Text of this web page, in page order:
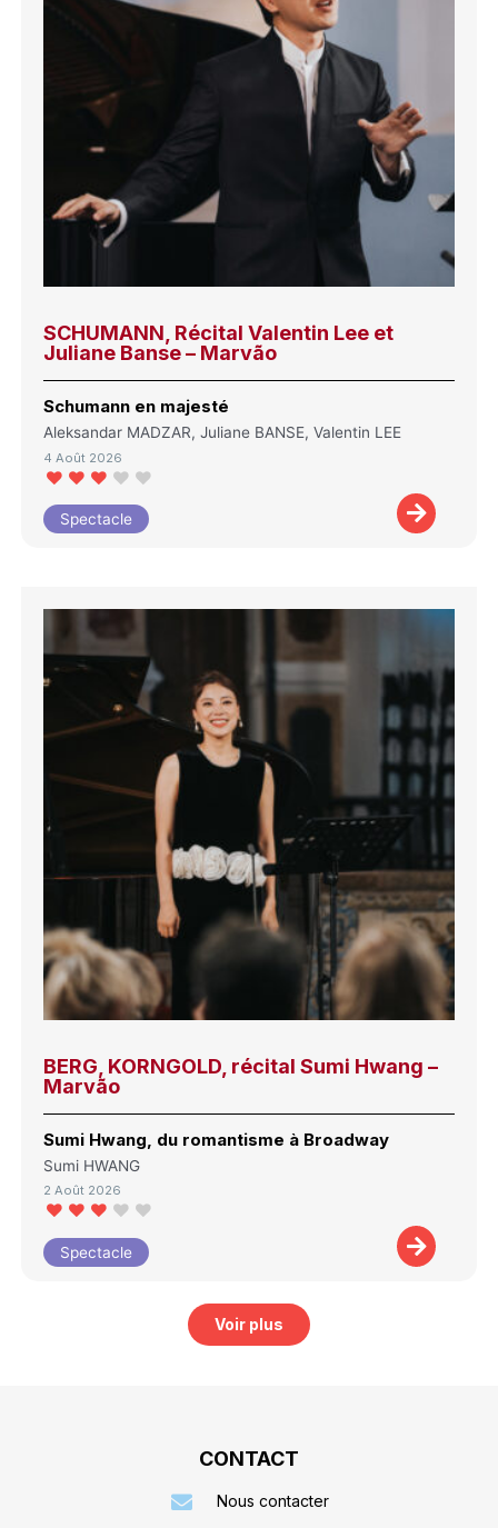
SCHUMANN, Récital Valentin Lee et
Juliane Banse – Marvão
Schumann en majesté
Aleksandar MADZAR, Juliane BANSE, Valentin LEE
4 Août 2026
Spectacle
BERG, KORNGOLD, récital Sumi Hwang –
Marvão
Sumi Hwang, du romantisme à Broadway
Sumi HWANG
2 Août 2026
Spectacle
Voir plus
CONTACT
Nous contacter